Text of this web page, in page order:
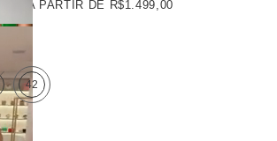
A PARTIR DE R$1.499,00
42